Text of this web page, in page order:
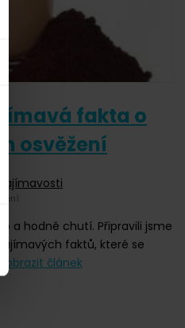
fakta o
osvěžení
zajímavosti
a hodně chutí. Připravili jsme
faktů, které se
zobrazit článek